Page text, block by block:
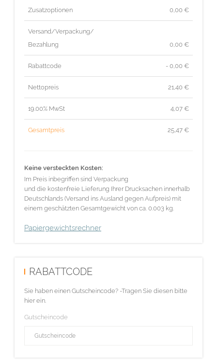
Zusatzoptionen 0,00 €
Versand/Verpackung/
Bezahlung
0,00 €
Rabattcode - 0,00 €
Nettopreis 21,40 €
19.00% MwSt 4,07 €
Gesamtpreis 25,47 €
Keine versteckten Kosten:
Im Preis inbegriffen sind Verpackung
und die kostenfreie Lieferung Ihrer Drucksachen innerhalb
Deutschlands (Versand ins Ausland gegen Aufpreis) mit
einem geschätzten Gesamtgewicht von ca. 0.003 kg.
Papiergewichtsrechner
RABATTCODE
Sie haben einen Gutscheincode? -Tragen Sie diesen bitte
hier ein.
Gutscheincode